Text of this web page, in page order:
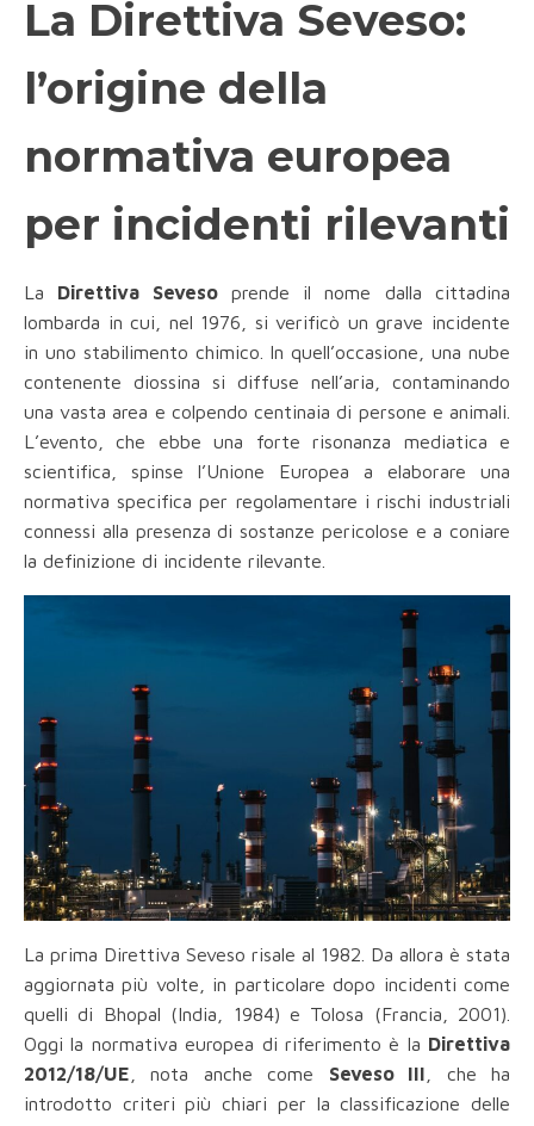
La Direttiva Seveso:
l’origine della
normativa europea
per incidenti rilevanti
La Direttiva Sevesoprende il nome dalla cittadina
lombarda in cui, nel 1976, si verificò un grave incidente
in uno stabilimento chimico. In quell’occasione, una nube
contenente diossina si diffuse nell’aria, contaminando
una vasta area e colpendo centinaia di persone e animali.
L’evento, che ebbe una forte risonanza mediatica e
scientifica, spinse l’Unione Europea a elaborare una
normativa specifica per regolamentare i rischi industriali
connessi alla presenza di sostanze pericolose e a coniare
la definizione di incidente rilevante.
La prima Direttiva Seveso risale al 1982. Da allora è stata
aggiornata più volte, in particolare dopo incidenti come
quelli di Bhopal (India, 1984) e Tolosa (Francia, 2001).
Oggi la normativa europea di riferimento è la Direttiva
2012/18/UE , nota anche come Seveso III , che ha
introdotto criteri più chiari per la classificazione delle